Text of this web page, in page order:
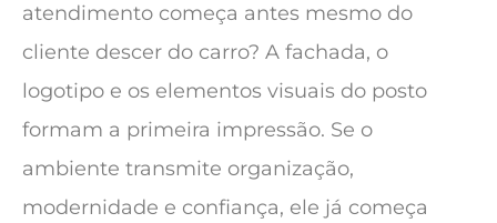
atendimento começa antes mesmo do
cliente descer do carro? A fachada, o
logotipo e os elementos visuais do posto
formam a primeira impressão. Se o
ambiente transmite organização,
modernidade e confiança, ele já começa